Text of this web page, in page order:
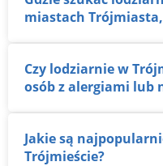
miastach
Czy lodziarnie w Trójmieście oferują opcje dla
osób z alergiami lub
Jakie są najpopularniejsze smaki lodów w
Trójmieście?